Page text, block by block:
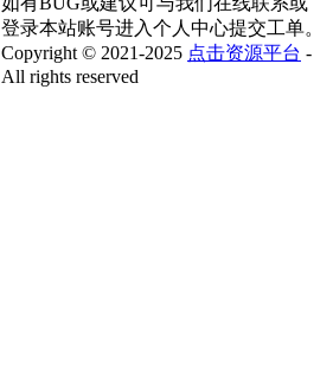
登录本站账号进入个人中心提交工单。
Copyright © 2021-2025 点击资源平台 -
All rights reserved